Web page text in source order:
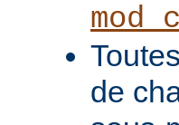
de